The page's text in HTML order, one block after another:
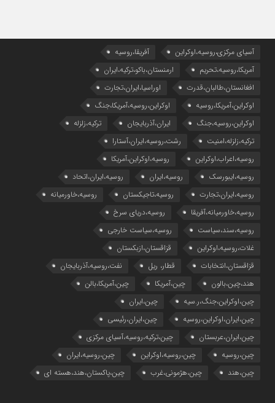
آسیای مرکزی،روسیه،اوکراین
آفریقا،روسیه
آمریکا،روسیه،تحریم
ارمنستان،باکو،ترکیه،ایران
افغانستان،طالبان،قدرت
اوراسیا،ایران،تجارت
اوکراین،آمریکا،روسیه
اوکراین،روسیه،آمریکا،جنگ
اوکراین،روسیه،جنگ
ایران،آذربایجان
ترکیه،زلزله
ترکیه،زلزله،امنیت
رشت،روسیه،ایران،آستارا
روسیه،اعراب،اوکراین
روسیه،اوکراین،آمریکا
روسیه،ایبورسک
روسیه،ایران
روسیه،ایران،اتحاد
روسیه،ایران،تجارت
روسیه،تاجیکستان
روسیه،خاورمیانه
روسیه،خاورمیانه،آفریقا
روسیه،دریای سرخ
روسیه،سند،سیاست
روسیه،سیاست خارجی
غلات،روسیه،اوکراین
قزاقستان،ازبکستان
قزاقستان،انتخابات
قطار، ریل
نفت،روسیه،آذربایجان
هند،چین،بالون
چین،آمریکا
چین،آمریکا،بالن
چین،اوکراین،جنگ،ر.سیه
چین،ایران
چین،ایران،اوکراین،روسیه
چین،ایران،رئیسی
چین،ایران،عربستان
چین،ترکیه،روسیه،آسیای مرکزی
چین،روسیه
چین،روسیه،اوکراین
چین،روسیه،ایران
چین،هند
چین،هژمونی،غرب چین،پاکستان،هند،هسته ای